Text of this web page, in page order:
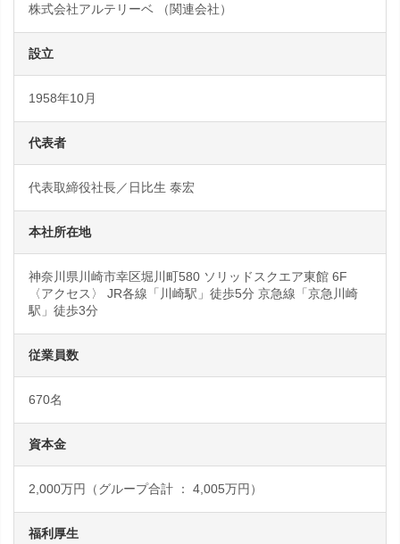
株式会社アルテリーベ （関連会社）
設立
1958年10月
代表者
代表取締役社長／日比生 泰宏
本社所在地
神奈川県川崎市幸区堀川町580 ソリッドスクエア東館 6F
〈アクセス〉 JR各線「川崎駅」徒歩5分 京急線「京急川崎
駅」徒歩3分
従業員数
670名
資本金
2,000万円（グループ合計 ： 4,005万円）
福利厚生